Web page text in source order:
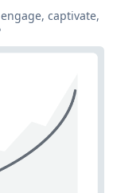
captivate,